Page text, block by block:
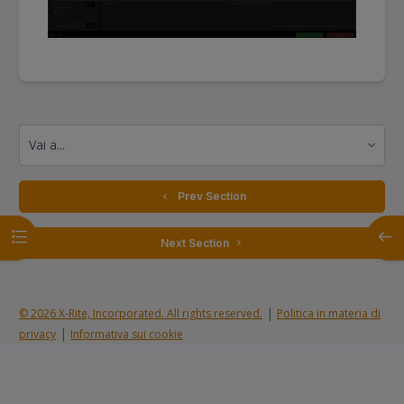
Apri indice del corso Apri
  Prev Section
Next Section
© 2026 X-Rite, Incorporated. All rights reserved. | Politica in materia di
privacy| Informativa sui cookie